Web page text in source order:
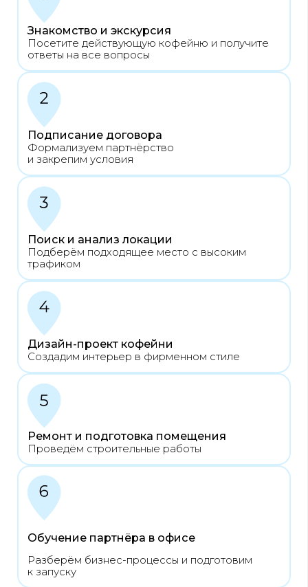
Посмотрите, как работает Coffee Teen
изнутри — вживую. Покажем процессы,
расскажем о модели и ответим на все
вопросы за чашкой кофе
Получить приглашение
ГОТОВЫЕ ЛОКАЦИИ —
ОТКРЫВАЙТЕ
И ЗАРАБАТЫВАЙТЕ
У нас уже естьсвободные локациидля
открытияCoffee Teen
Вам остаётся только выбрать — всё
остальное мы сделаем вместе
Площадь: 62 кв.м.
Нижнекамск, ЖК Геометрия